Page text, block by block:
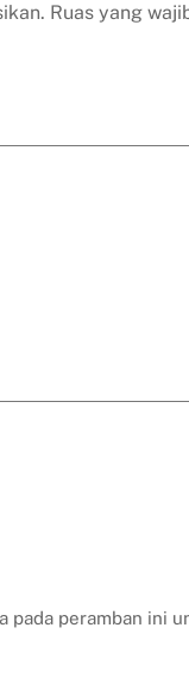
Ruas yang
pada peramban ini